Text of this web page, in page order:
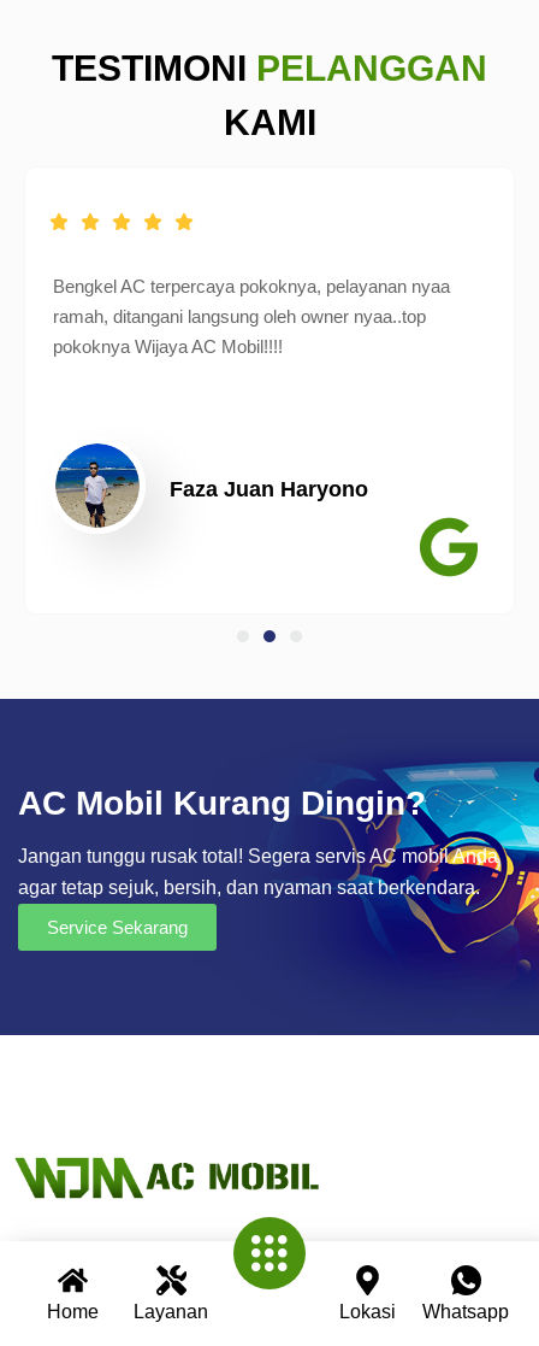
Home Layanan Lokasi Whatsapp
TESTIMONI PELANGGAN
KAMI
Bengkel AC terpercaya pokoknya, pelayanan nyaa
ramah, ditangani langsung oleh owner nyaa..top
pokoknya Wijaya AC Mobil!!!!
Faza Juan Haryono
AC Mobil Kurang Dingin?
Jangan tunggu rusak total! Segera servis AC mobil Anda
agar tetap sejuk, bersih, dan nyaman saat berkendara.
Service Sekarang
Wijaya AC Mobil adalah bengkel spesialis AC mobil yang
telah berpengalaman lebih dari 30 tahun. Kami berkomitmen